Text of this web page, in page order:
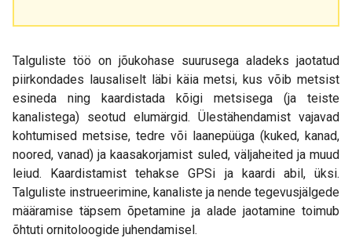
Talguliste töö on jõukohase suurusega aladeks jaotatud
piirkondades lausaliselt läbi käia metsi, kus võib metsist
esineda ning kaardistada kõigi metsisega (ja teiste
kanalistega) seotud elumärgid. Ülestähendamist vajavad
kohtumised metsise, tedre või laanepüüga (kuked, kanad,
noored, vanad) ja kaasakorjamist suled, väljaheited ja muud
leiud. Kaardistamist tehakse GPSi ja kaardi abil, üksi.
Talguliste instrueerimine, kanaliste ja nende tegevusjälgede
määramise täpsem õpetamine ja alade jaotamine toimub
õhtuti ornitoloogide juhendamisel.